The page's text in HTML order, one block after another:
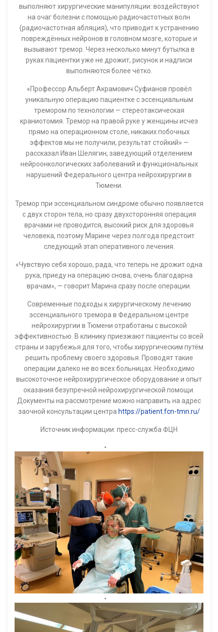
выполняют хирургические манипуляции: воздействуют
на очаг болезни с помощью радиочастотных волн
(радиочастотная абляция), что приводит к устранению
повреждённых нейронов в головном мозге, которые и
вызывают тремор. Через несколько минут бутылка в
руках пациентки уже не дрожит, рисунок и надписи
выполняются более чётко.
«Профессор Альберт Акрамович Суфианов провёл
уникальную операцию пациентке с эссенциальным
тремором по технологии — стереотаксическая
краниотомия. Тремор на правой руке у женщины исчез
прямо на операционном столе, никаких побочных
эффектов мы не получили, результат стойкий» —
рассказал Иван Шелягин, заведующий отделением
нейроонкологических заболеваний и функциональных
нарушений Федерального центра нейрохирургии в
Тюмени.
Тремор при эссенциальном синдроме обычно появляется
с двух сторон тела, но сразу двухсторонняя операция
врачами не проводится, высокий риск для здоровья
человека, поэтому Марине через полгода предстоит
следующий этап оперативного лечения.
«Чувствую себя хорошо, рада, что теперь не дрожит одна
рука, приеду на операцию снова, очень благодарна
врачам», — говорит Марина сразу после операции.
Современные подходы к хирургическому лечению
эссенциального тремора в Федеральном центре
нейрохирургии в Тюмени отработаны с высокой
эффективностью. В клинику приезжают пациенты со всей
страны и зарубежья для того, чтобы хирургическим путём
решить проблему своего здоровья. Проводят такие
операции далеко не во всех больницах. Необходимо
высокоточное нейрохирургическое оборудование и опыт
оказания безупречной нейрохирургической помощи.
Документы на рассмотрение можно направить на адрес
заочной консультации центра https://patient.fcn-tmn.ru/
Источник информации: пресс-служба ФЦН